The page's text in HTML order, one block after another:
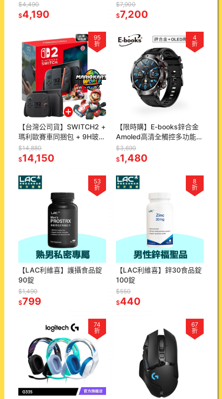
$4,490
$4,190
$7,900
$7,200
95
折
【台灣公司貨】SWITCH2 +
瑪利歐賽車同捆包 + 9H玻璃
保護貼兩張 原廠一年保固
$14,880
$14,150
4
折
【限時購】E-books鋅合金
Amoled高清全觸控多功能智
慧手錶 父親節好禮 禮物推薦
(V.22)
$3,690
$1,480
53
折
【LAC利維喜】護攝食品錠
90錠
$1,490
$799
8
折
【LAC利維喜】鋅30食品錠
100錠
$550
$440
74
折
67
折